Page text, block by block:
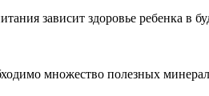
зависит здоровье ребенка в
множество полезных